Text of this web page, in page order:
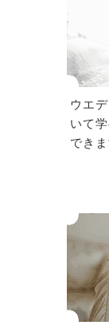
ウエ
いて
でき